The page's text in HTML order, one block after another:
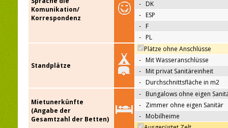
Komunikation/
Korrespondenz
- DK
- ESP
- F
- PL
Standplätze
Plätze ohne Anschlüsse
- Mit Wasseranschlüsse
- Mit privat Sanitäreinheit
- Durchschnittsfläche in m2
Mietunerkünfte
(Angabe der
Gesamtzahl der Betten)
- Bungalows ohne eigen
- Zimmer ohne eigen Sanitär
- Mobilheime